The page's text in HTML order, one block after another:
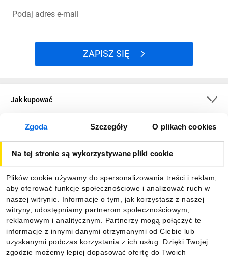
Zgoda Szczegóły O plikach cookies
Na tej stronie są wykorzystywane pliki cookie
Plików cookie używamy do spersonalizowania treści i reklam,
aby oferować funkcje społecznościowe i analizować ruch w
naszej witrynie. Informacje o tym, jak korzystasz z naszej
witryny, udostępniamy partnerom społecznościowym,
reklamowym i analitycznym. Partnerzy mogą połączyć te
informacje z innymi danymi otrzymanymi od Ciebie lub
uzyskanymi podczas korzystania z ich usług. Dzięki Twojej
zgodzie możemy lepiej dopasować ofertę do Twoich
Podaj adres e-mail
ZAPISZ SIĘ
Jak kupować
O firmie
Informacje
Pobierz naszą aplikację mobilną: